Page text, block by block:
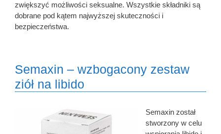
zwiększyć możliwości seksualne. Wszystkie składniki są
dobrane pod kątem najwyższej skuteczności i
bezpieczeństwa.
Semaxin – wzbogacony zestaw
ziół na libido
Semaxin został
stworzony w celu